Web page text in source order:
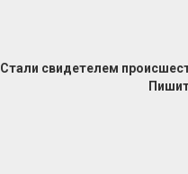
Стали свидетелем